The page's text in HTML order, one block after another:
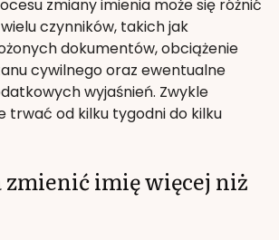
zmiany imienia może się różnić
czynników, takich jak
dokumentów, obciążenie
cywilnego oraz ewentualne
wyjaśnień. Zwykle
trwać od kilku tygodni do kilku
zmienić imię więcej niż